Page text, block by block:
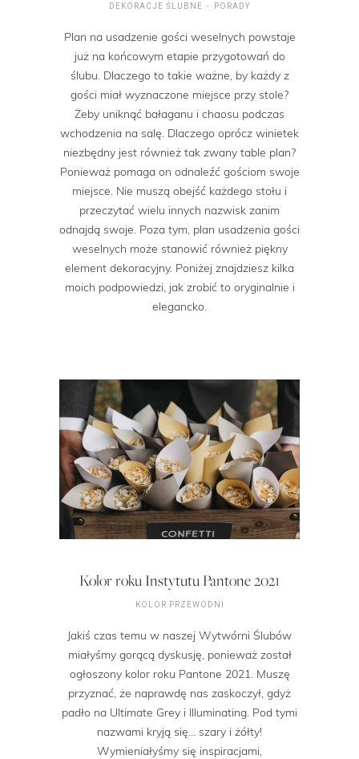
DEKORACJE ŚLUBNE PORADY
Plan na usadzenie gości weselnych powstaje
już na końcowym etapie przygotowań do
ślubu. Dlaczego to takie ważne, by każdy z
gości miał wyznaczone miejsce przy stole?
Żeby uniknąć bałaganu i chaosu podczas
wchodzenia na salę. Dlaczego oprócz winietek
niezbędny jest również tak zwany table plan?
Ponieważ pomaga on odnaleźć gościom swoje
miejsce. Nie muszą obejść każdego stołu i
przeczytać wielu innych nazwisk zanim
odnajdą swoje. Poza tym, plan usadzenia gości
weselnych może stanowić również piękny
element dekoracyjny. Poniżej znajdziesz kilka
moich podpowiedzi, jak zrobić to oryginalnie i
elegancko.
Kolor roku Instytutu Pantone 2021
KOLOR PRZEWODNI
Jakiś czas temu w naszej Wytwórni Ślubów
miałyśmy gorącą dyskusję, ponieważ został
ogłoszony kolor roku Pantone 2021. Muszę
przyznać, że naprawdę nas zaskoczył, gdyż
padło na Ultimate Grey i Illuminating. Pod tymi
nazwami kryją się… szary i żółty!
Wymieniałyśmy się inspiracjami,